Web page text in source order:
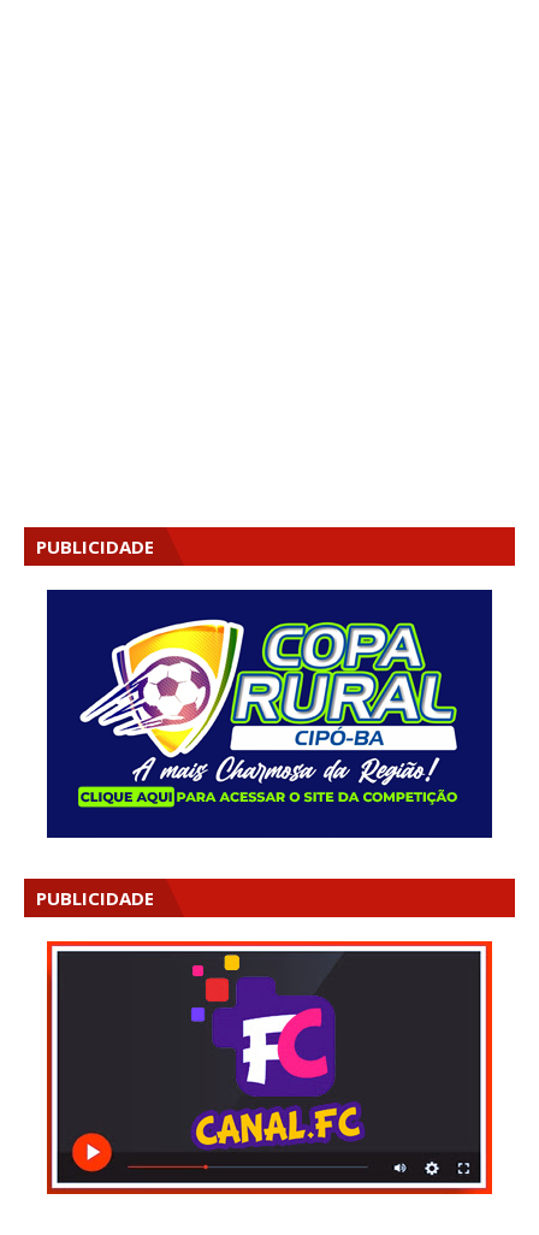
PUBLICIDADE
PUBLICIDADE